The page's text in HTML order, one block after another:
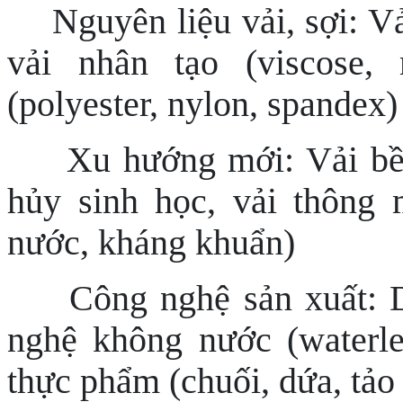
Nguyên liệu vải, sợi:
vải nhân tạo (viscose,
(polyester, nylon, spandex)
Xu hướng mới: Vải
hủy sinh học, vải thông
nước, kháng khuẩn)
Công nghệ sản
nghệ không nước
thực phẩm (chuối, dứa,